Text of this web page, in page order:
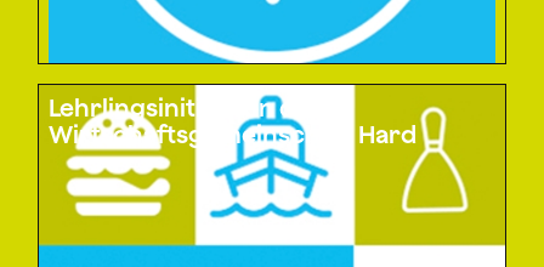
Lehrlingsinitiativen der
Wirtschaftsgemeinschaft Hard